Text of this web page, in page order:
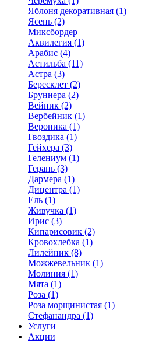
Яблоня декоративная (1)
Ясень (2)
Миксбордер
Аквилегия (1)
Арабис (4)
Астильба (11)
Астра (3)
Бересклет (2)
Бруннера (2)
Вейник (2)
Вербейник (1)
Вероника (1)
Гвоздика (1)
Гейхера (3)
Гелениум (1)
Герань (3)
Дармера (1)
Дицентра (1)
Ель (1)
Живучка (1)
Ирис (3)
Кипарисовик (2)
Кровохлебка (1)
Лилейник (8)
Можжевельник (1)
Молиния (1)
Мята (1)
Роза (1)
Роза морщинистая (1)
Стефанандра (1)
Услуги
Акции